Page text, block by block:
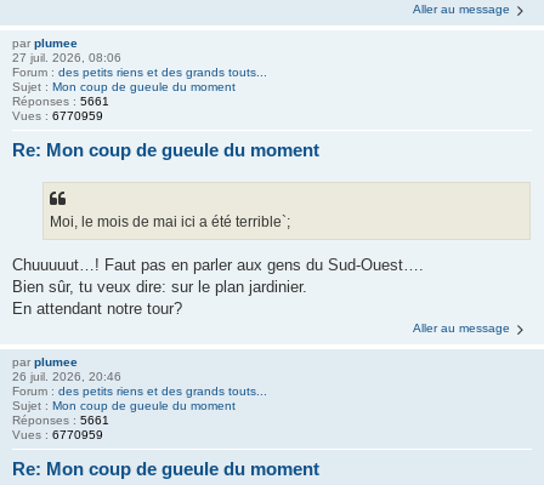
Aller au message
par plumee
27 juil. 2026, 08:06
Forum : des petits riens et des grands touts...
Sujet : Mon coup de gueule du moment
Réponses : 5661
Vues : 6770959
Re: Mon coup de gueule du moment
Moi, le mois de mai ici a été terrible`;
Chuuuuut…! Faut pas en parler aux gens du Sud-Ouest….
Bien sûr, tu veux dire: sur le plan jardinier.
En attendant notre tour?
Aller au message
par plumee
26 juil. 2026, 20:46
Forum : des petits riens et des grands touts...
Sujet : Mon coup de gueule du moment
Réponses : 5661
Vues : 6770959
Re: Mon coup de gueule du moment